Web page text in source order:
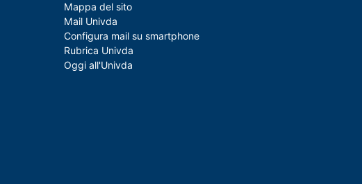
Mappa del sito
Mail Univda
Configura mail su smartphone
Rubrica Univda
Oggi all'Univda